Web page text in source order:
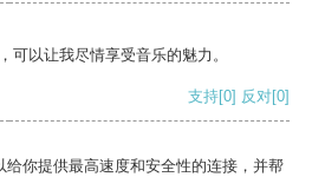
可以让我尽情享受音乐的魅力。
支持[0] 反对[0]
你提供最高速度和安全性的连接，并帮